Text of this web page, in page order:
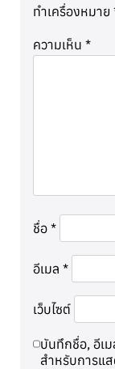
ทำเครื่องหมาย
ความเห็น *
ชื่อ *
อีเมล *
เว็บไซต์
บันทึกชื่อ, อีเม
สำหรับการแ